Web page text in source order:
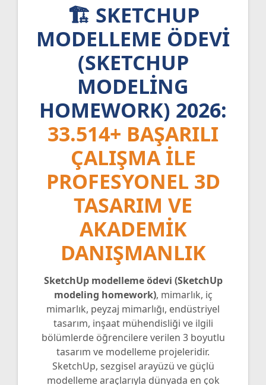
🏗️ SKETCHUP
MODELLEME ÖDEVI
(SKETCHUP
MODELING
HOMEWORK) 2026:
33.514+ BAŞARILI
ÇALIŞMA ILE
PROFESYONEL 3D
TASARIM VE
AKADEMIK
DANIŞMANLIK
SketchUp modelleme ödevi (SketchUp
modeling homework), mimarlık, iç
mimarlık, peyzaj mimarlığı, endüstriyel
tasarım, inşaat mühendisliği ve ilgili
bölümlerde öğrencilere verilen 3 boyutlu
tasarım ve modelleme projeleridir.
SketchUp, sezgisel arayüzü ve güçlü
modelleme araçlarıyla dünyada en çok